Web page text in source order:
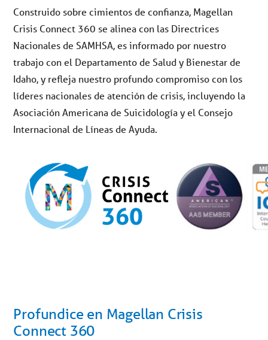
Construido sobre cimientos de confianza, Magellan
Crisis Connect 360 se alinea con las Directrices
Nacionales de SAMHSA, es informado por nuestro
trabajo con el Departamento de Salud y Bienestar de
Idaho, y refleja nuestro profundo compromiso con los
líderes nacionales de atención de crisis, incluyendo la
Asociación Americana de Suicidología y el Consejo
Internacional de Líneas de Ayuda.
Profundice en Magellan Crisis
Connect 360